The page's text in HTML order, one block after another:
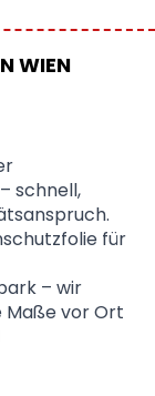
WIEN
schnell,
für
– wir
Maße vor Ort